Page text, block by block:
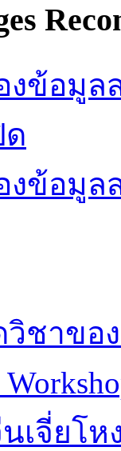
ข้อมูล
งข้อมูล
ชาขอ
เจี่ยโห